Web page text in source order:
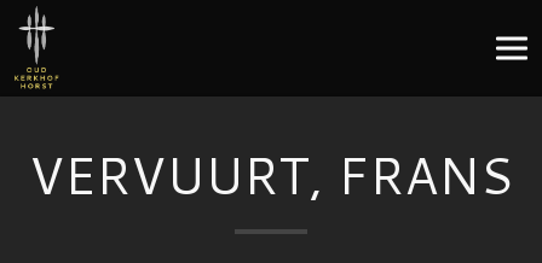
VERVUURT, FRANS